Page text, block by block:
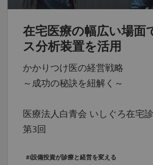
在宅医療の幅広い場面
ス分析装置を活用
かかりつけ医の経営戦略
～成功の秘訣を紐解く～
医療法人白青会 いしぐろ在宅
第3回
#i設備投資が診療と経営を変える